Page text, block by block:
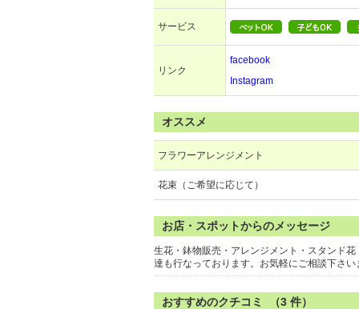
サービス
リンク
facebook
Instagram
オススメ
フラワーアレンジメント
花束（ご希望に応じて）
お店・スポットからのメッセージ
生花・鉢物販売・アレンジメント・スタンド
達も行なっております。お気軽にご相談下さ
おすすめのクチコミ （3 件）